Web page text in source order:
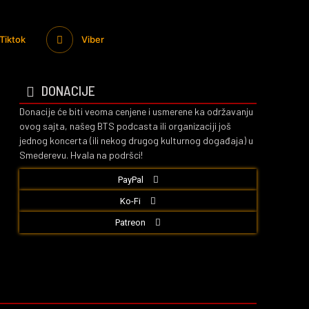
Tiktok Viber
DONACIJE
Donacije će biti veoma cenjene i usmerene ka održavanju
ovog sajta, našeg BTS podcasta ili organizaciji još
jednog koncerta (ili nekog drugog kulturnog događaja) u
Smederevu. Hvala na podršci!
PayPal
Ko-Fi
Patreon